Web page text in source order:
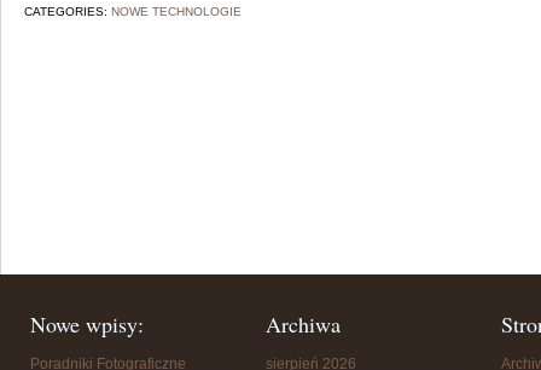
CATEGORIES: NOWE TECHNOLOGIE
Nowe wpisy:
Poradniki Fotograficzne
Archiwa
sierpień 2026